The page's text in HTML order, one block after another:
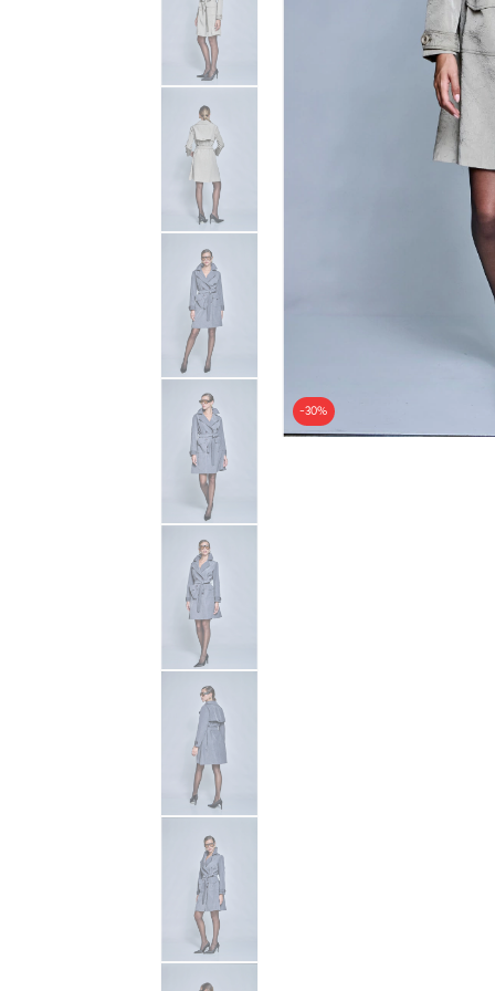
-30%